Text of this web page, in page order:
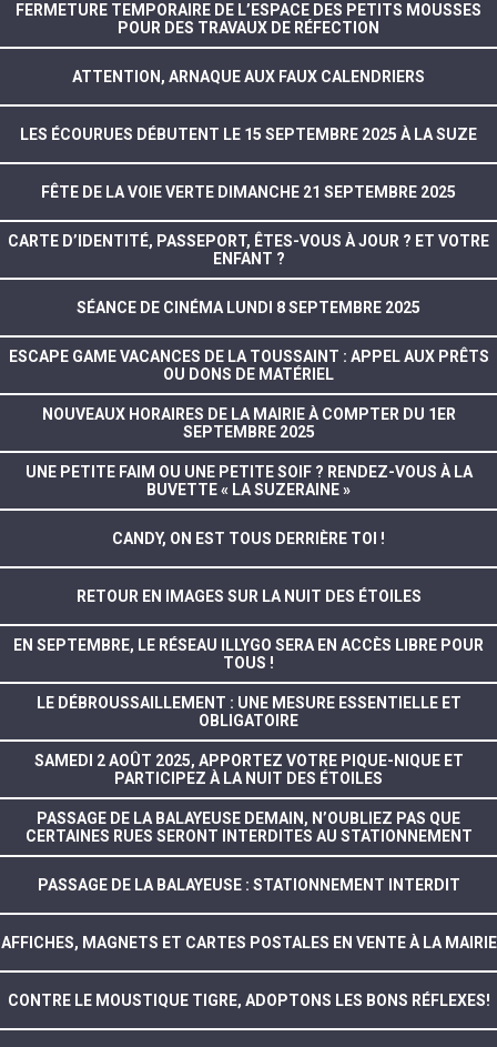
FERMETURE TEMPORAIRE DE L’ESPACE DES PETITS MOUSSES
POUR DES TRAVAUX DE RÉFECTION
ATTENTION, ARNAQUE AUX FAUX CALENDRIERS
LES ÉCOURUES DÉBUTENT LE 15 SEPTEMBRE 2025 À LA SUZE
FÊTE DE LA VOIE VERTE DIMANCHE 21 SEPTEMBRE 2025
CARTE D’IDENTITÉ, PASSEPORT, ÊTES-VOUS À JOUR ? ET VOTRE
ENFANT ?
SÉANCE DE CINÉMA LUNDI 8 SEPTEMBRE 2025
ESCAPE GAME VACANCES DE LA TOUSSAINT : APPEL AUX PRÊTS
OU DONS DE MATÉRIEL
NOUVEAUX HORAIRES DE LA MAIRIE À COMPTER DU 1ER
SEPTEMBRE 2025
UNE PETITE FAIM OU UNE PETITE SOIF ? RENDEZ-VOUS À LA
BUVETTE « LA SUZERAINE »
CANDY, ON EST TOUS DERRIÈRE TOI !
RETOUR EN IMAGES SUR LA NUIT DES ÉTOILES
EN SEPTEMBRE, LE RÉSEAU ILLYGO SERA EN ACCÈS LIBRE POUR
TOUS !
LE DÉBROUSSAILLEMENT : UNE MESURE ESSENTIELLE ET
OBLIGATOIRE
SAMEDI 2 AOÛT 2025, APPORTEZ VOTRE PIQUE-NIQUE ET
PARTICIPEZ À LA NUIT DES ÉTOILES
PASSAGE DE LA BALAYEUSE DEMAIN, N’OUBLIEZ PAS QUE
CERTAINES RUES SERONT INTERDITES AU STATIONNEMENT
PASSAGE DE LA BALAYEUSE : STATIONNEMENT INTERDIT
AFFICHES, MAGNETS ET CARTES POSTALES EN VENTE À LA MAIRIE
CONTRE LE MOUSTIQUE TIGRE, ADOPTONS LES BONS RÉFLEXES!